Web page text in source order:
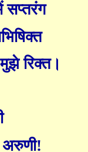
सप्तरंग
रिक्त।
अरुणी!